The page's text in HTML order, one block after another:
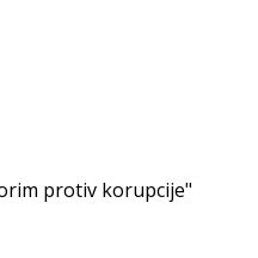
protiv korupcije"